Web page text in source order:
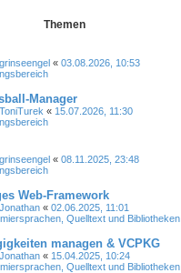
Themen
grinseengel « 03.08.2026, 10:53
Manager
ToniTurek « 15.07.2026, 11:30
grinseengel « 08.11.2025, 23:48
Web-Framework
Jonathan « 02.06.2025, 11:01
Quelltext und Bibliotheken
managen & VCPKG
Jonathan « 15.04.2025, 10:24
Quelltext und Bibliotheken